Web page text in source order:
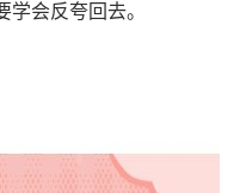
会反夸回去。